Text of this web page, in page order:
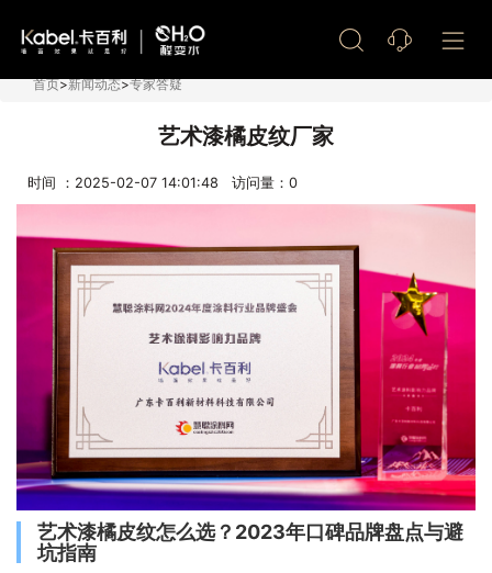
首页>新闻动态>专家答疑
艺术漆橘皮纹厂家
时间 ：2025-02-07 14:01:48 访问量： 0
艺术漆橘皮纹怎么选？2023年口碑品牌盘点与避
坑指南